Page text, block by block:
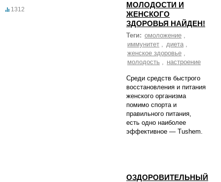
1312
МОЛОДОСТИ И
ЖЕНСКОГО
ЗДОРОВЬЯ НАЙДЕН!
Теги: омоложение ,
иммунитет , диета ,
женское здоровье ,
молодость , настроение
Среди средств быстрого
восстановления и питания
женского организма
помимо спорта и
правильного питания,
есть одно наиболее
эффективное — Tushem.
ОЗДОРОВИТЕЛЬНЫЙ